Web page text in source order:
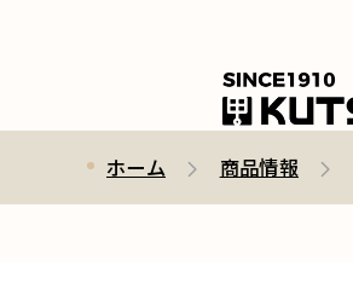
ホーム 商品情報